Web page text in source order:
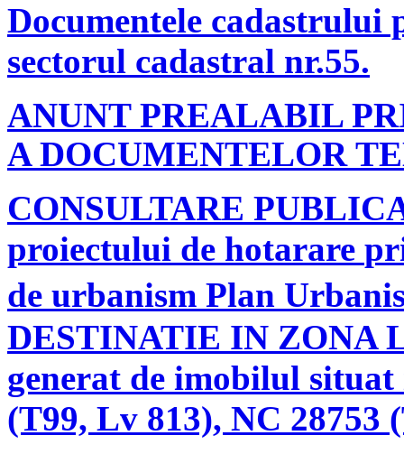
Documentele cadastrului
sectorul cadastral nr.55.
ANUNT PREALABIL
A DOCUMENTELOR
CONSULTARE
proiectului de hotarare
de urbanism Plan
DESTINATIE IN ZONA
generat de imobilul
(T99, Lv 813), NC 28753